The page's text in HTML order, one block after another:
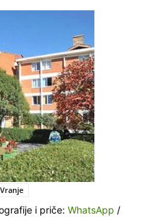
Vranje
i priče: WhatsApp /